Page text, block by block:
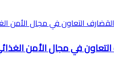
في مجال الأمن